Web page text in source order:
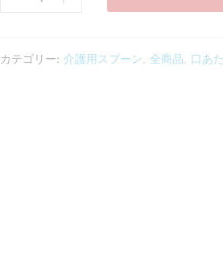
さ
カテゴリー: 介護用スプーン, 全商品, 口あ